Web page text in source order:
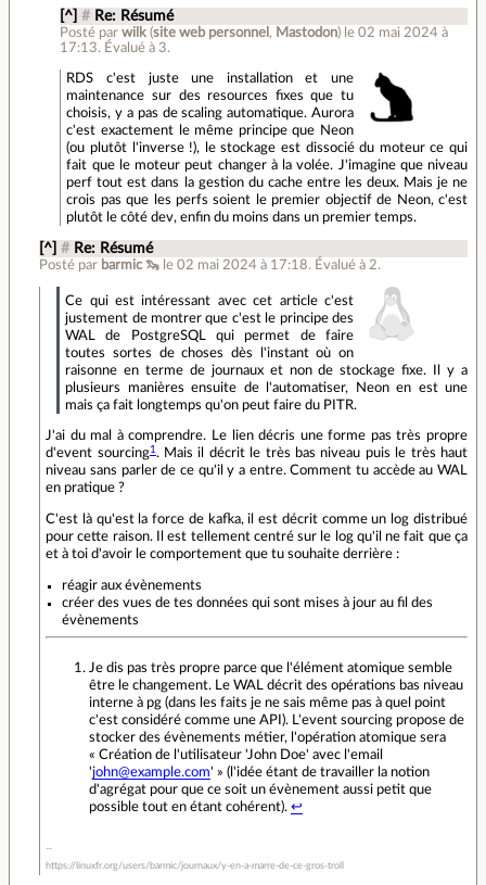
[^] # Re: Résumé
Posté parwilk (site web personnel , Mastodon) le 02 mai 2024 à
17:13. Évalué à 3.
RDS c'est juste une installation et une
maintenance sur des resources fixes que tu
choisis, y a pas de scaling automatique. Aurora
c'est exactement le même principe que Neon
(ou plutôt l'inverse !), le stockage est dissocié du moteur ce qui
fait que le moteur peut changer à la volée. J'imagine que niveau
perf tout est dans la gestion du cache entre les deux. Mais je ne
crois pas que les perfs soient le premier objectif de Neon, c'est
plutôt le côté dev, enfin du moins dans un premier temps.
[^] # Re: Résumé
Posté par barmic 🦦 le 02 mai 2024 à 17:18. Évalué à 2.
Ce qui est intéressant avec cet article c'est
justement de montrer que c'est le principe des
WAL de PostgreSQL qui permet de faire
toutes sortes de choses dès l'instant où on
raisonne en terme de journaux et non de stockage fixe. Il y a
plusieurs manières ensuite de l'automatiser, Neon en est une
mais ça fait longtemps qu'on peut faire du PITR.
J'ai du mal à comprendre. Le lien décris une forme pas très propre
d'event sourcing1 . Mais il décrit le très bas niveau puis le très haut
niveau sans parler de ce qu'il y a entre. Comment tu accède au WAL
en pratique ?
C'est là qu'est la force de kafka, il est décrit comme un log distribué
pour cette raison. Il est tellement centré sur le log qu'il ne fait que ça
et à toi d'avoir le comportement que tu souhaite derrière :
réagir aux évènements
créer des vues de tes données qui sont mises à jour au fil des
évènements
Je dis pas très propre parce que l'élément atomique semble
être le changement. Le WAL décrit des opérations bas niveau
interne à pg (dans les faits je ne sais même pas à quel point
c'est considéré comme une API). L'event sourcing propose de
stocker des évènements métier, l'opération atomique sera
« Création de l'utilisateur 'John Doe' avec l'email
'john@example.com' » (l'idée étant de travailler la notion
d'agrégat pour que ce soit un évènement aussi petit que
possible tout en étant cohérent).↩
https://linuxfr.org/users/barmic/journaux/y-en-a-marre-de-ce-gros-troll